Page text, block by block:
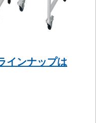
インナップは